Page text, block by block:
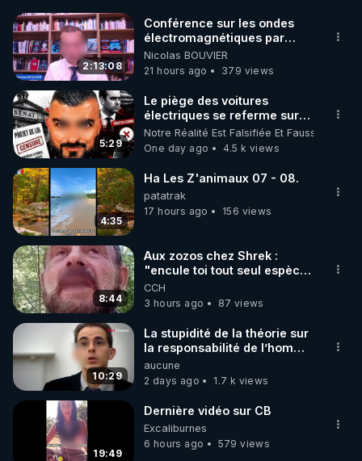
2:13:08
Conférence sur les ondes
électromagnétiques par
Grégoire Caustru et Bart de
Wever !
Nicolas BOUVIER
21 hours ago
379 views
5:29
Le piège des voitures
électriques se referme sur
les usagers !
Notre Réalité Est Falsifiée Et Fausse
One day ago
4.5 k views
4:35
Ha Les Z'animaux 07 - 08.
patatrak
17 hours ago
156 views
8:44
Aux zozos chez Shrek :
"encule toi tout seul espèce
de mal polish"
CCH
3 hours ago
87 views
10:29
La stupidité de la théorie sur
la responsabilité de l’homme
concernant le dioxyde de
carbone.
aucune
2 days ago
1.7 k views
19:49
Dernière vidéo sur CB
Excaliburnes
6 hours ago
579 views